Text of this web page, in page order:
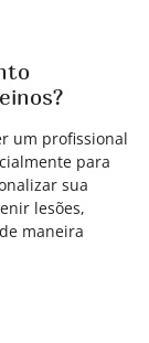
um profissional
para
sua
lesões,
maneira